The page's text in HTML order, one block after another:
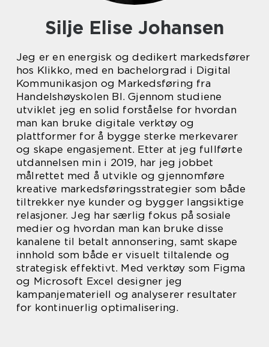
Silje Elise Johansen
Jeg er en energisk og dedikert markedsfører
hos Klikko, med en bachelorgrad i Digital
Kommunikasjon og Markedsføring fra
Handelshøyskolen BI. Gjennom studiene
utviklet jeg en solid forståelse for hvordan
man kan bruke digitale verktøy og
plattformer for å bygge sterke merkevarer
og skape engasjement. Etter at jeg fullførte
utdannelsen min i 2019, har jeg jobbet
målrettet med å utvikle og gjennomføre
kreative markedsføringsstrategier som både
tiltrekker nye kunder og bygger langsiktige
relasjoner. Jeg har særlig fokus på sosiale
medier og hvordan man kan bruke disse
kanalene til betalt annonsering, samt skape
innhold som både er visuelt tiltalende og
strategisk effektivt. Med verktøy som Figma
og Microsoft Excel designer jeg
kampanjemateriell og analyserer resultater
for kontinuerlig optimalisering.